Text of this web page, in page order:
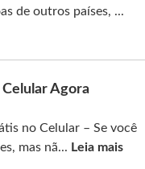
de outros países, ...
Agora
no Celular – Se você
mas nã... Leia mais